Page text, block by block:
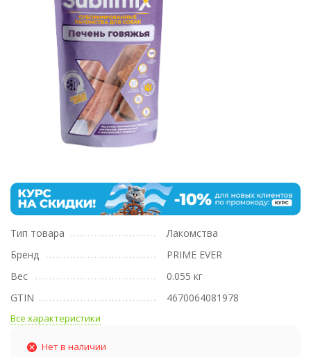
Тип товара
Лакомства
Бренд
PRIME EVER
Вес
0.055 кг
GTIN
4670064081978
Все характеристики
Нет в наличии